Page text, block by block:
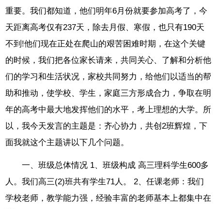
重要。我们都知道，他们明年6月份就要参加高考了，今
天距离高考仅有237天，除去月假、寒假，也只有190天
不到!他们现在正处在爬山的艰苦困难时期，在这个关键
的时候，我们把各位家长请来，共同关心、了解和分析他
们的学习和生活状况，家校共同努力，给他们以适当的帮
助和推动，使学校、学生，家庭三方形成合力，争取在明
年的高考中最大地发挥他们的水平，考上理想的大学。所
以，我今天发言的主题是：齐心协力，共创2班辉煌，下
面我就这个主题讲以下几个问题。
一、班级总体情况 1、班级构成 高三理科学生600多
人。我们高三(2)班共有学生71人。 2、任课老师：我们
学校老师，教学能力强，经验丰富的老师基本上都集中在